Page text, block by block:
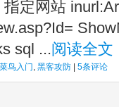
定网站
sql ...阅读全文
菜鸟入门, 黑客攻防 5条评论